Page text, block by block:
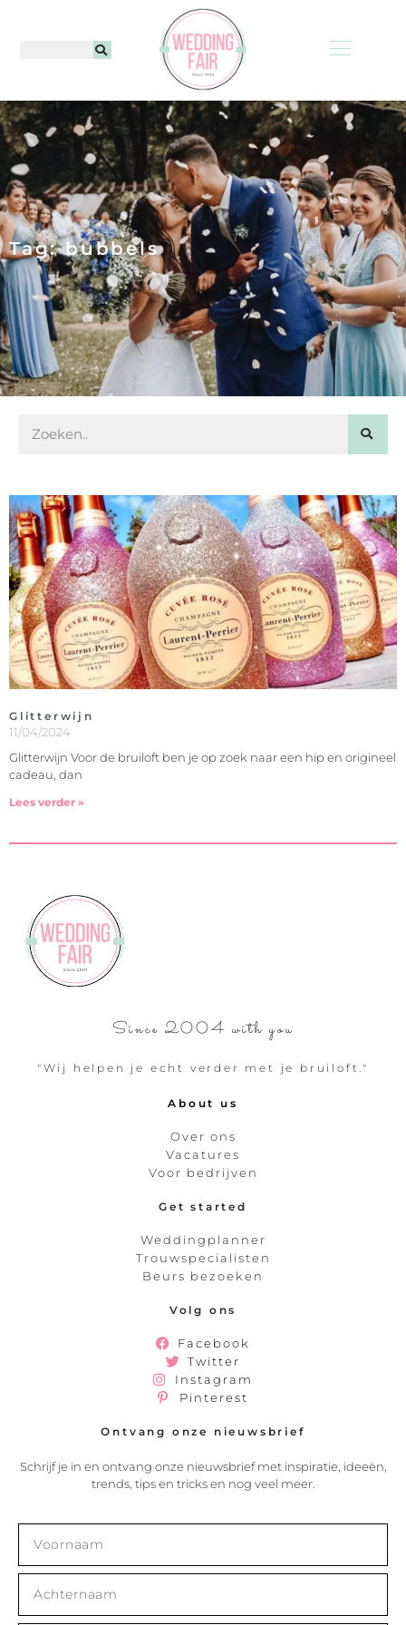
Tag: bubbels
Glitterwijn
11/04/2024
Glitterwijn Voor de bruiloft ben je op zoek naar een hip en origineel
cadeau, dan
Lees verder »
Since 2004 with you
"Wij helpen je echt verder met je bruiloft."
About us
Over ons
Vacatures
Voor bedrijven
Get started
Weddingplanner
Trouwspecialisten
Beurs bezoeken
Volg ons
Facebook
Twitter
Instagram
Pinterest
Ontvang onze nieuwsbrief
Schrijf je in en ontvang onze nieuwsbrief met inspiratie, ideeën,
trends, tips en tricks en nog veel meer.